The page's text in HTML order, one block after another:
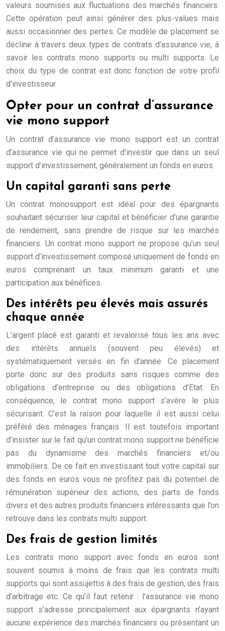
valeurs soumises aux fluctuations des marchés financiers.
Cette opération peut ainsi générer des plus-values mais
aussi occasionner des pertes. Ce modèle de placement se
décline à travers deux types de contrats d’assurance vie, à
savoir les contrats mono supports ou multi supports. Le
choix du type de contrat est donc fonction de votre profil
d’investisseur.
Opter pour un contrat d’assurance
vie mono support
Un contrat d’assurance vie mono support est un contrat
d’assurance vie qui ne permet d’investir que dans un seul
support d’investissement, généralement un fonds en euros.
Un capital garanti sans perte
Un contrat monosupport est idéal pour des épargnants
souhaitant sécuriser leur capital et bénéficier d’une garantie
de rendement, sans prendre de risque sur les marchés
financiers. Un contrat mono support ne propose qu’un seul
support d’investissement composé uniquement de fonds en
euros comprenant un taux minimum garanti et une
participation aux bénéfices.
Des intérêts peu élevés mais assurés
chaque année
L’argent placé est garanti et revalorisé tous les ans avec
des intérêts annuels (souvent peu élevés) et
systématiquement versés en fin d’année. Ce placement
porte donc sur des produits sans risques comme des
obligations d’entreprise ou des obligations d’Etat. En
conséquence, le contrat mono support s’avère le plus
sécurisant. C’est la raison pour laquelle il est aussi celui
préféré des ménages français. Il est toutefois important
d’insister sur le fait qu’un contrat mono support ne bénéficie
pas du dynamisme des marchés financiers et/ou
immobiliers. De ce fait en investissant tout votre capital sur
des fonds en euros vous ne profitez pas du potentiel de
rémunération supérieur des actions, des parts de fonds
divers et des autres produits financiers intéressants que l’on
retrouve dans les contrats multi support.
Des frais de gestion limités
Les contrats mono support avec fonds en euros sont
souvent soumis à moins de frais que les contrats multi
supports qui sont assujettis à des frais de gestion, des frais
d’arbitrage etc. Ce qu’il faut retenir : l’assurance vie mono
support s’adresse principalement aux épargnants n’ayant
aucune expérience des marchés financiers ou présentant un